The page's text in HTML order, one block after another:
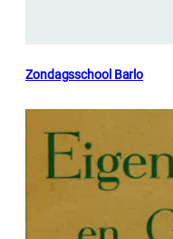
Zondagsschool Barlo